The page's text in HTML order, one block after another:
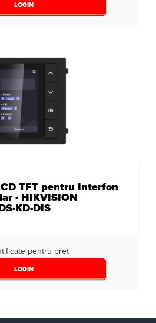
LOGIN
TFT pentru Interfon
- HIKVISION
KD-DIS
pentru pret
LOGIN